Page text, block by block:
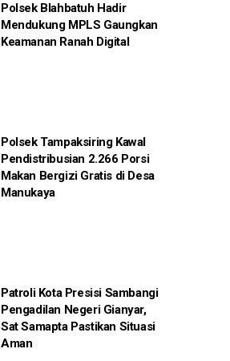
Polsek Blahbatuh Hadir
Mendukung MPLS Gaungkan
Keamanan Ranah Digital
Polsek Tampaksiring Kawal
Pendistribusian 2.266 Porsi
Makan Bergizi Gratis di Desa
Manukaya
Patroli Kota Presisi Sambangi
Pengadilan Negeri Gianyar,
Sat Samapta Pastikan Situasi
Aman